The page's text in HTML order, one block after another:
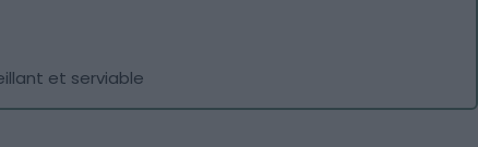
et serviable